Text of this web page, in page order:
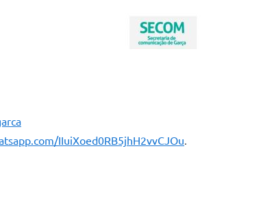
IIuiXoed0RB5jhH2vvCJOu.